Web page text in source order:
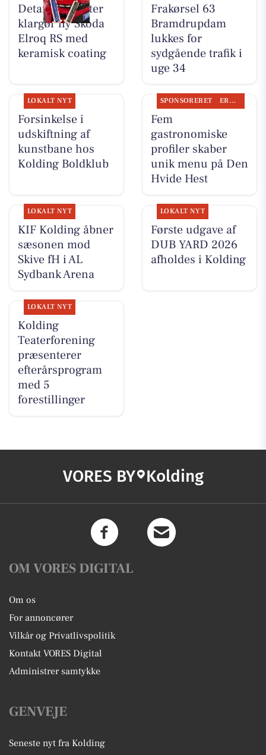
Detailing Center
klargør ny Skoda
Elroq RS med
keramisk coating
Frakørsel 63
Bramdrupdam
lukkes for
sydgående trafik i
uge 34
LOKALT NYT
Forsinkelse i
udskiftning af
kunstbane hos
Kolding Boldklub
SPONSORERET ERHVERV
Fem
gastronomiske
profiler skaber
unik menu på Den
Hvide Hest
LOKALT NYT
KIF Kolding åbner
sæsonen mod
Skive fH i AL
Sydbank Arena
LOKALT NYT
Første udgave af
DUB YARD 2026
afholdes i Kolding
LOKALT NYT
Kolding
Teaterforening
præsenterer
efterårsprogram
med 5
forestillinger
VORES BY Kolding
OM VORES DIGITAL
Om os
For annoncører
Vilkår og Privatlivspolitik
Kontakt VORES Digital
Administrer samtykke
GENVEJE
Seneste nyt fra Kolding